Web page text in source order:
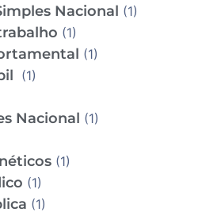
Nacional (1)
(1)
(1)
(1)
Nacional (1)
(1)
(1)
(1)